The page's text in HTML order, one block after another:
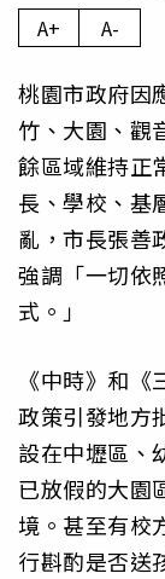
A+ A-
桃園市政府因
竹、大園、觀
餘區域維持正
長、學校、基
亂，市長張善
強調「一切依
式。」
《中時》和《
政策引發地方
設在中壢區、
已放假的大園
境。甚至有校
行斟酌是否送